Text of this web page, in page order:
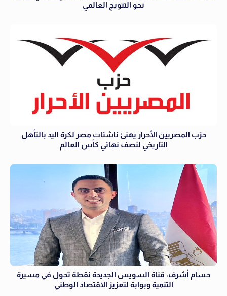
نحو التتويج العالمي
حزب المصريين الأحرار يهنئ ناشئات مصر لكرة اليد بالتأهل
التاريخي لنصف نهائي كأس العالم
حسام أشرف: قناة السويس الجديدة نقطة تحول في مسيرة
التنمية وبوابة لتعزيز الاقتصاد الوطني